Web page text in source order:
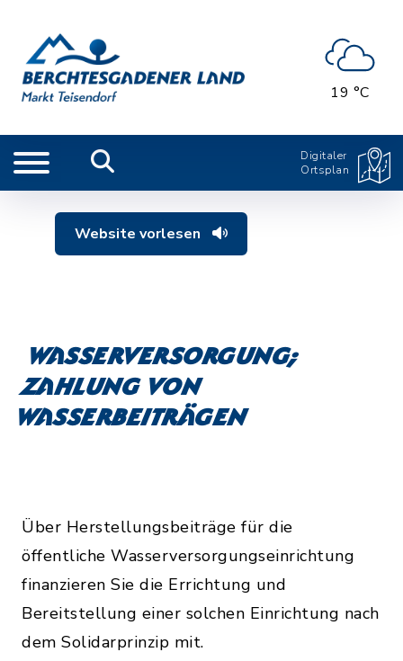
19 °C
Digitaler
Ortsplan
Website vorlesen
Wasserversorgung;
Zahlung von
Wasserbeiträgen
Über Herstellungsbeiträge für die
öffentliche Wasserversorgungseinrichtung
finanzieren Sie die Errichtung und
Bereitstellung einer solchen Einrichtung nach
dem Solidarprinzip mit.